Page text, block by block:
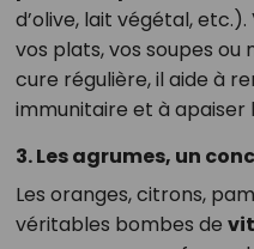
d’olive, lait végétal,
vos plats, vos soupes ou
cure régulière, il aide à
immunitaire et à apaiser
3. Les agrumes, un
Les oranges, citrons,
véritables bombes de